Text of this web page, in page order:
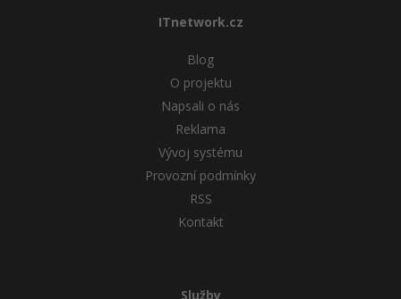
ITnetwork.cz
Blog
O projektu
Napsali o nás
Reklama
Vývoj systému
Provozní podmínky
RSS
Kontakt
Služby